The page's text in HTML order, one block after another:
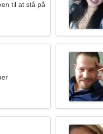
til at stå på